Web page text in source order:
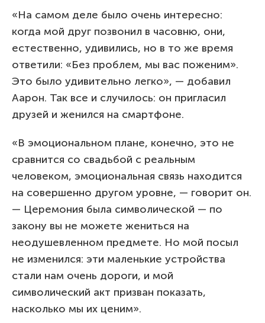
«На самом деле было очень интересно:
когда мой друг позвонил в часовню, они,
естественно, удивились, но в то же время
ответили: «Без проблем, мы вас поженим».
Это было удивительно легко», — добавил
Аарон. Так все и случилось: он пригласил
друзей и женился на смартфоне.
«В эмоциональном плане, конечно, это не
сравнится со свадьбой с реальным
человеком, эмоциональная связь находится
на совершенно другом уровне, — говорит он.
— Церемония была символической — по
закону вы не можете жениться на
неодушевленном предмете. Но мой посыл
не изменился: эти маленькие устройства
стали нам очень дороги, и мой
символический акт призван показать,
насколько мы их ценим».